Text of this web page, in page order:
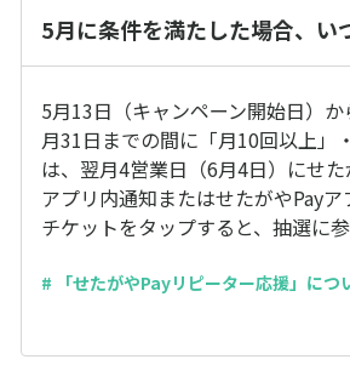
5月に条件を満たした場合、い
5月13日（キャンペーン開始日）
月31日までの間に「月10回以上」
は、翌月4営業日（6月4日）にせ
アプリ内通知またはせたがやPay
チケットをタップすると、抽選に
# 「せたがやPayリピーター応援」につ